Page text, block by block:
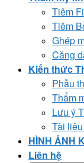
Tiêm
Tiêm
Ghép
Căng
Kiến thức
Phẫu
Thẩm
Lưu ý
Tài
HÌNH ẢNH
Liên hệ